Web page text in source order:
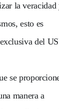
la
esto es
del
se
manera a